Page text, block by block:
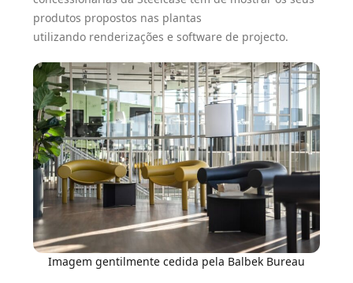
produtos propostos nas plantas
utilizando renderizações e software de projecto.
Imagem gentilmente cedida pela Balbek Bureau